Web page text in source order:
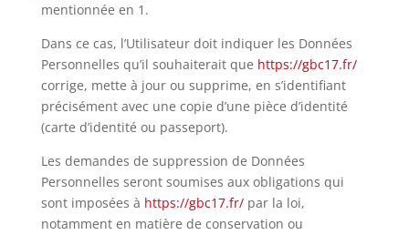
mentionnée en 1.
Dans ce cas, l’Utilisateur doit indiquer les Données
Personnelles qu’il souhaiterait que https://gbc17.fr/
corrige, mette à jour ou supprime, en s’identifiant
précisément avec une copie d’une pièce d’identité
(carte d’identité ou passeport).
Les demandes de suppression de Données
Personnelles seront soumises aux obligations qui
sont imposées à https://gbc17.fr/par la loi,
notamment en matière de conservation ou